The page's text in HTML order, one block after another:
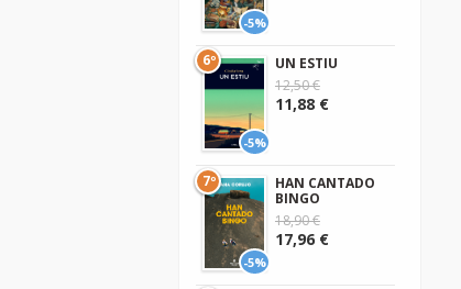
-5%
-5%
6º
UN ESTIU
12,50 €
11,88 €
-5%
7º
HAN CANTADO
BINGO
18,90 €
17,96 €